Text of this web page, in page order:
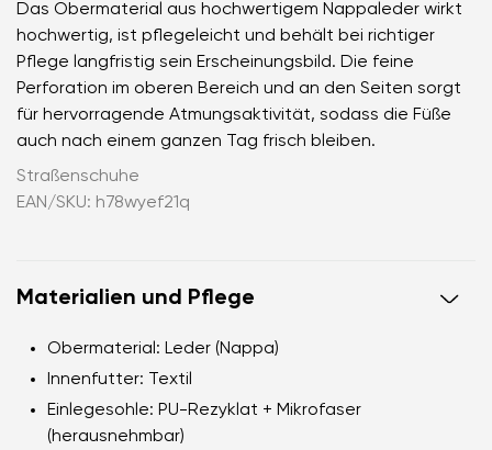
Das Obermaterial aus hochwertigem Nappaleder wirkt
hochwertig, ist pflegeleicht und behält bei richtiger
Pflege langfristig sein Erscheinungsbild. Die feine
Perforation im oberen Bereich und an den Seiten sorgt
für hervorragende Atmungsaktivität, sodass die Füße
auch nach einem ganzen Tag frisch bleiben.
Straßenschuhe
EAN/SKU: h78wyef21q
Materialien und Pflege
Obermaterial: Leder (Nappa)
Innenfutter: Textil
Einlegesohle: PU-Rezyklat + Mikrofaser
(herausnehmbar)